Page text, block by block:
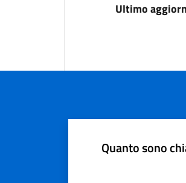
Ultimo
Quanto sono